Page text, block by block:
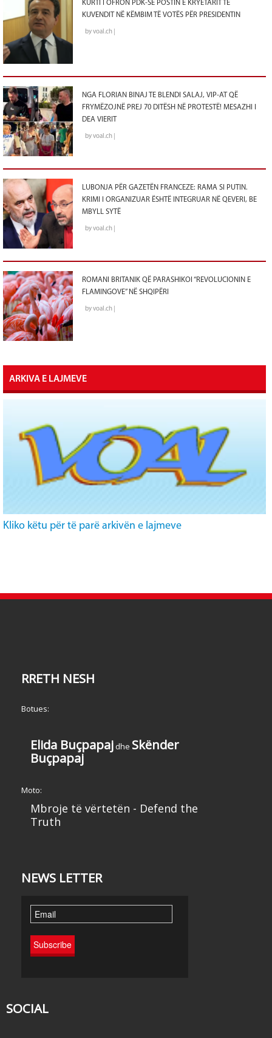
KURTI I OFRON PDK-SË POSTIN E KRYETARIT TË
KUVENDIT NË KËMBIM TË VOTËS PËR PRESIDENTIN
by voal.ch |
NGA FLORIAN BINAJ TE BLENDI SALAJ, VIP-AT QË
FRYMËZOJNË PREJ 70 DITËSH NË PROTESTË! MESAZHI I
DEA VIERIT
by voal.ch |
LUBONJA PËR GAZETËN FRANCEZE: RAMA SI PUTIN.
KRIMI I ORGANIZUAR ËSHTË INTEGRUAR NË QEVERI, BE
MBYLL SYTË
by voal.ch |
ROMANI BRITANIK QË PARASHIKOI “REVOLUCIONIN E
FLAMINGOVE” NË SHQIPËRI
by voal.ch |
ARKIVA E LAJMEVE
Kliko këtu për të parë arkivën e lajmeve
RRETH NESH
Botues:
Elida Buçpapaj dhe Skënder
Buçpapaj
Moto:
Mbroje të vërtetën - Defend the
Truth
NEWS LETTER
SOCIAL